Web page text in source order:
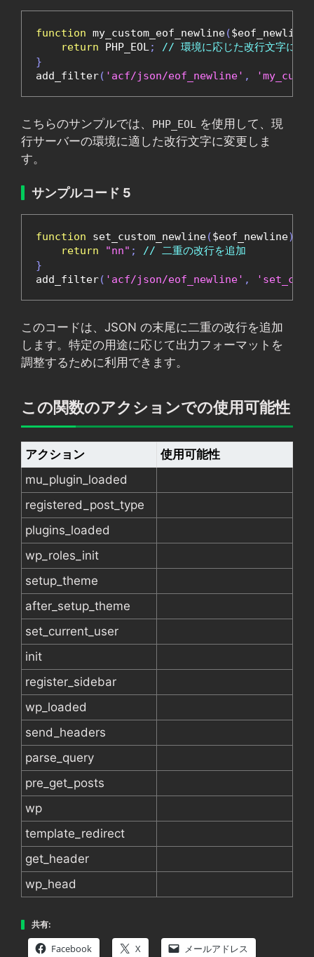
function my_custom_eof_newline($eof_newline
return PHP_EOL;
// 環境に応じた改行文字に設
}
add_filter( 'acf/json/eof_newline' ,
こちらのサンプルでは、 PHP_EOL
を使用して、現
行サーバーの環境に適した改行文字に変更しま
す。
サンプルコード 5
function set_custom_newline($eof_newline)
return
"nn" ;
// 二重の改行を追加
}
add_filter( 'acf/json/eof_newline' ,
このコードは、JSON の末尾に二重の改行を追加
します。特定の用途に応じて出力フォーマットを
調整するために利用できます。
この関数のアクションでの使用可能性
アクション
使用可能性
mu_plugin_loaded
registered_post_type
plugins_loaded
wp_roles_init
setup_theme
after_setup_theme
set_current_user
init
register_sidebar
wp_loaded
send_headers
parse_query
pre_get_posts
wp
template_redirect
get_header
wp_head
共有:
Facebook X メールアドレス